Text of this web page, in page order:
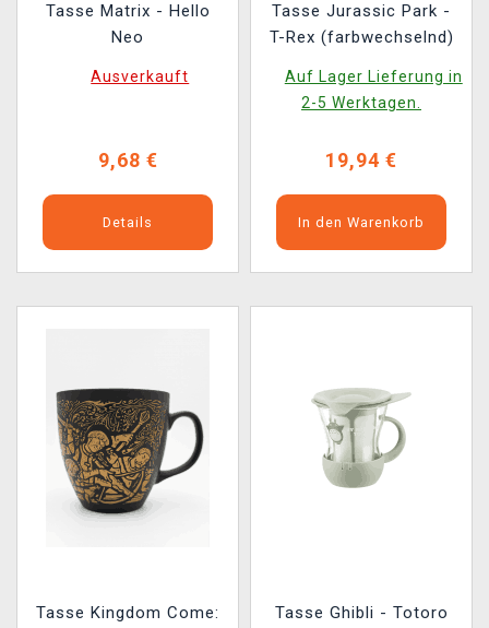
Tasse Matrix - Hello
Neo
Ausverkauft
9,68 €
Details
Tasse Jurassic Park -
T-Rex (farbwechselnd)
Auf Lager Lieferung in
2-5 Werktagen.
19,94 €
In den Warenkorb
Tasse Kingdom Come:
Tasse Ghibli - Totoro